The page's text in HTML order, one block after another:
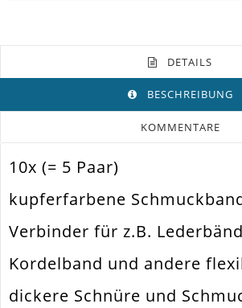
DETAILS
BESCHREIBUNG
KOMMENTARE
Farbe
Funktion
Spezifikation
Endkappe
10x (= 5 Paar)
kupferfarbene
Verbinder für z.B.
Kordelband und andere
dickere Schnüre und